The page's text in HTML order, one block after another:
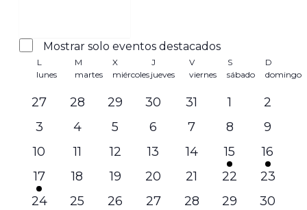
Cerrar
filtro
Eventos
destacados
Mostrar solo eventos destacados
Calendario
de
Eventos
L
lunes
M
martes
X
miércoles
J
jueves
V
viernes
S
sábado
D
domingo
0
eventos
27
0
eventos
28
0
eventos
29
0
eventos
30
0
eventos
31
0
eventos
1
0
2
0
eventos
3
0
eventos
4
0
eventos
5
0
eventos
6
0
eventos
7
0
eventos
8
0
9
0
eventos
10
0
eventos
11
0
eventos
12
0
eventos
13
0
eventos
14
1
evento
15
1
evento
16
1
evento
17
0
eventos
18
0
eventos
19
0
eventos
20
0
eventos
21
0
eventos
22
0
23
0
24
0
25
0
26
0
27
0
28
0
29
0
30